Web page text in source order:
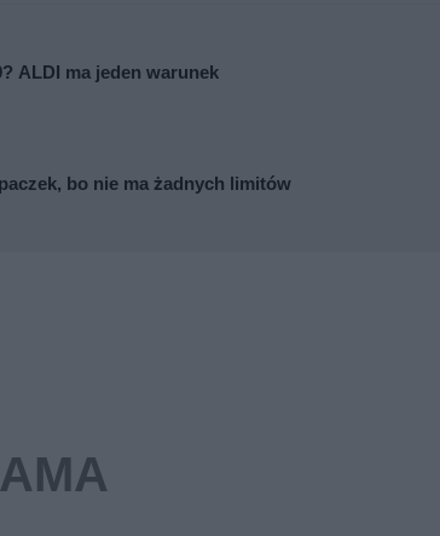
ALDI ma jeden warunek
bo nie ma żadnych limitów